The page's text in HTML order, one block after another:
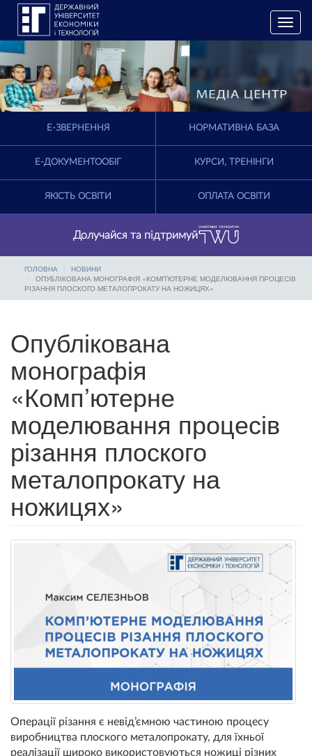
T
o
e
i
a
E-ЗВЕРНЕННЯ НОРМАТИВНА БАЗА
Е-ДОКУМЕНТООБІГ КУРСИ, ТРЕНІНГИ
ЯКІСТЬ ОСВІТИ ОПЛАТА ОСВІТИ
Долучайся та підтримуй
ГОЛОВНА
НОВИНИ
ОПУБЛІКОВАНА МОНОГРАФІЯ «КОМП’ЮТЕРНЕ МОДЕЛЮВАННЯ ПРОЦЕСІВ
РІЗАННЯ ПЛОСКОГО МЕТАЛОПРОКАТУ НА НОЖИЦЯХ»
Опублікована
монографія
«Комп’ютерне
моделювання процесів
різання плоского
металопрокату на
ножицях»
Операції різання є невід’ємною частиною процесу
виробництва плоского металопрокату, для їхньої
реалізації широко використовуються ножиці різних